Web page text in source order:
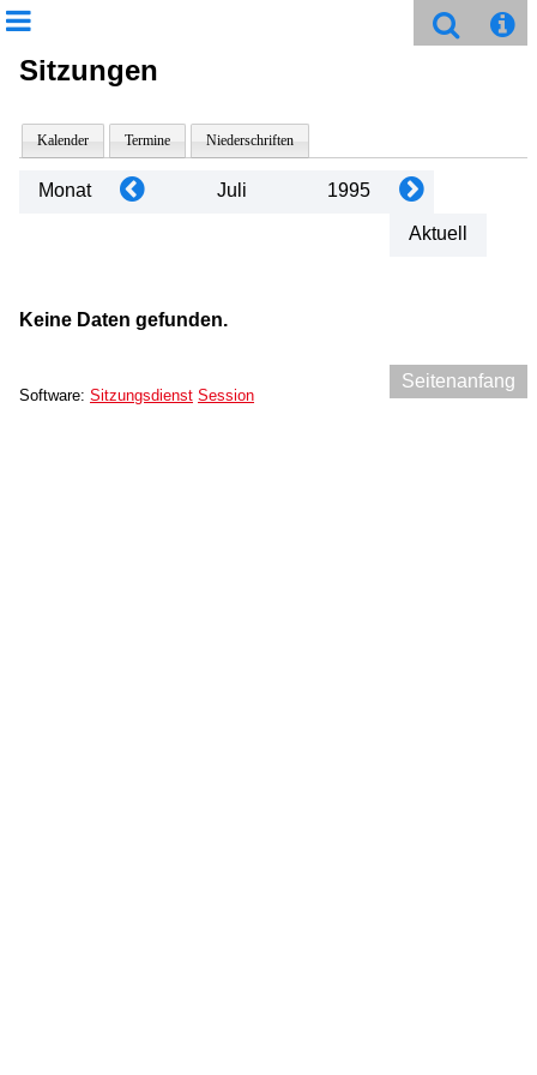
Sitzungen
Kalender Termine Niederschriften
Monat Juli 1995
Aktuell
Keine Daten gefunden.
Seitenanfang
Software: Sitzungsdienst Session